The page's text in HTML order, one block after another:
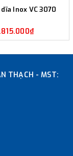
Inox VC 3070
THẠCH - MST: